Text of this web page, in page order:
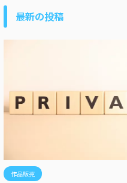
最新の投稿
作品販売